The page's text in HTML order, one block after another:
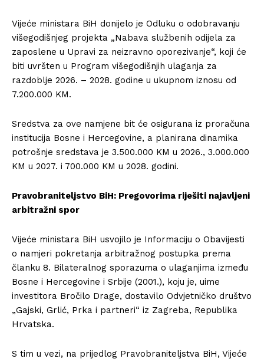
Vijeće ministara BiH donijelo je Odluku o odobravanju
višegodišnjeg projekta „Nabava službenih odijela za
zaposlene u Upravi za neizravno oporezivanje“, koji će
biti uvršten u Program višegodišnjih ulaganja za
razdoblje 2026. – 2028. godine u ukupnom iznosu od
7.200.000 KM.
Sredstva za ove namjene bit će osigurana iz proračuna
institucija Bosne i Hercegovine, a planirana dinamika
potrošnje sredstava je 3.500.000 KM u 2026., 3.000.000
KM u 2027. i 700.000 KM u 2028. godini.
Pravobraniteljstvo BiH: Pregovorima riješiti najavljeni
arbitražni spor
Vijeće ministara BiH usvojilo je Informaciju o Obavijesti
o namjeri pokretanja arbitražnog postupka prema
članku 8. Bilateralnog sporazuma o ulaganjima između
Bosne i Hercegovine i Srbije (2001.), koju je, uime
investitora Bročilo Drage, dostavilo Odvjetničko društvo
„Gajski, Grlić, Prka i partneri“ iz Zagreba, Republika
Hrvatska.
S tim u vezi, na prijedlog Pravobraniteljstva BiH, Vijeće